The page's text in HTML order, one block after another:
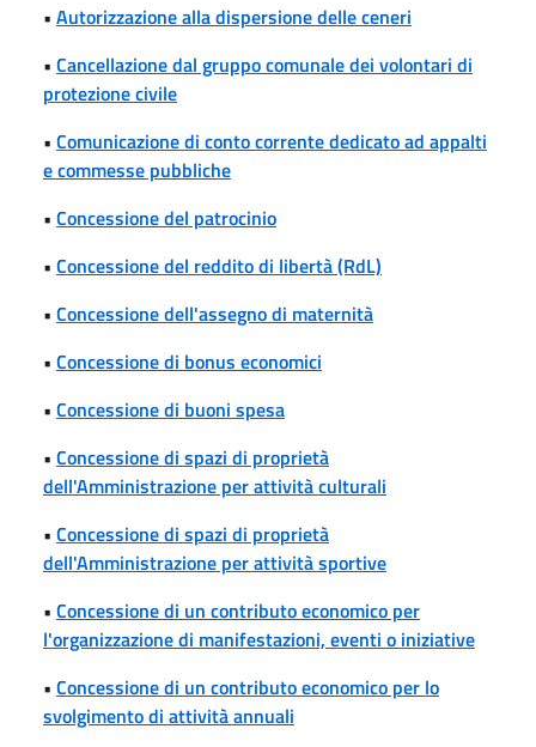
• Autorizzazione alla dispersione delle ceneri
• Cancellazione dal gruppo comunale dei volontari di
protezione civile
• Comunicazione di conto corrente dedicato ad appalti
e commesse pubbliche
• Concessione del patrocinio
• Concessione del reddito di libertà (RdL)
• Concessione dell'assegno di maternità
• Concessione di bonus economici
• Concessione di buoni spesa
• Concessione di spazi di proprietà
dell'Amministrazione per attività culturali
• Concessione di spazi di proprietà
dell'Amministrazione per attività sportive
• Concessione di un contributo economico per
l'organizzazione di manifestazioni, eventi o iniziative
• Concessione di un contributo economico per lo
svolgimento di attività annuali